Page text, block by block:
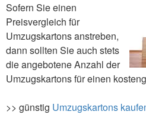
Sofern Sie einen
Preisvergleich für
Umzugskartons anstreben,
dann sollten Sie auch stets
die angebotene Anzahl der
Umzugskartons für einen
>> günstig Umzugskartons